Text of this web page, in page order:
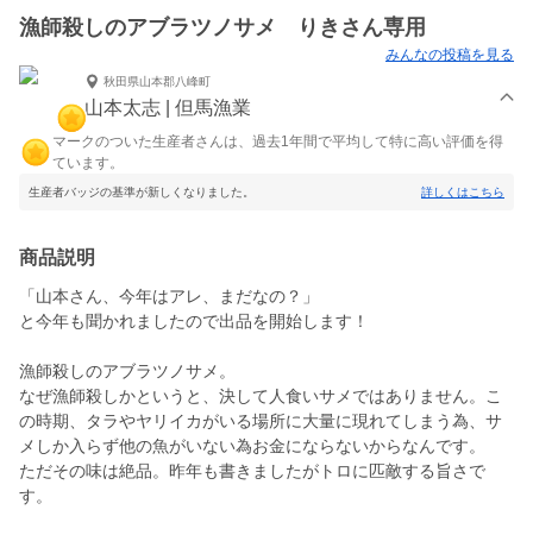
漁師殺しのアブラツノサメ りきさん専用
みんなの投稿を見る
秋田県山本郡八峰町
山本太志 | 但馬漁業
マークのついた生産者さんは、過去1年間で平均して特に高い評価を得
ています。
生産者バッジの基準が新しくなりました。 詳しくはこちら
商品説明
「山本さん、今年はアレ、まだなの？」
と今年も聞かれましたので出品を開始します！
漁師殺しのアブラツノサメ。
なぜ漁師殺しかというと、決して人食いサメではありません。こ
の時期、タラやヤリイカがいる場所に大量に現れてしまう為、サ
メしか入らず他の魚がいない為お金にならないからなんです。
ただその味は絶品。昨年も書きましたがトロに匹敵する旨さで
す。